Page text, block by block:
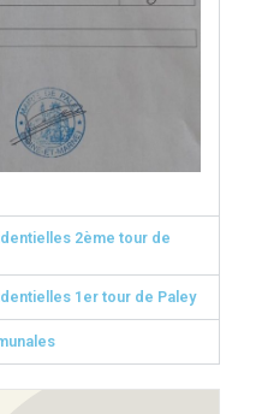
2ème tour de
1er tour de Paley